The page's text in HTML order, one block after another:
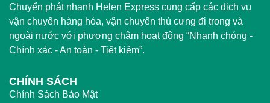
Chuyển phát nhanh Helen Express cung cấp các dịch vụ
vận chuyển hàng hóa, vận chuyển thú cưng đi trong và
ngoài nước với phương châm hoạt động “Nhanh chóng -
Chính xác - An toàn - Tiết kiệm”.
CHÍNH SÁCH
Chính Sách Bảo Mật